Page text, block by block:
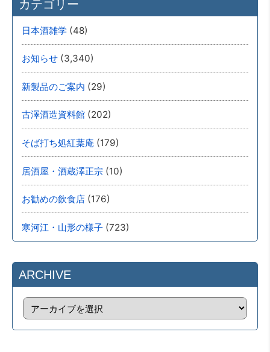
カテゴリー
日本酒雑学 (48)
お知らせ (3,340)
新製品のご案内 (29)
古澤酒造資料館 (202)
そば打ち処紅葉庵 (179)
居酒屋・酒蔵澤正宗 (10)
お勧めの飲食店 (176)
寒河江・山形の様子 (723)
ARCHIVE